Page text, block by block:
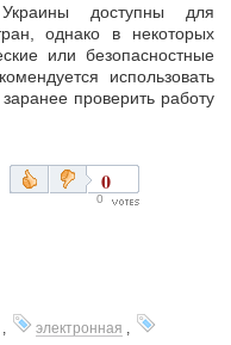
доступны для
однако в некоторых
или безопасностные
использовать
проверить работу
0
0
, электронная ,